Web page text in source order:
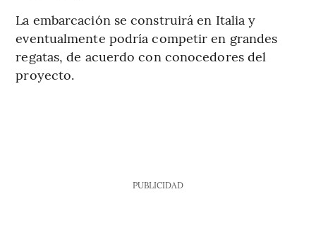
La embarcación se construirá en Italia y
eventualmente podría competir en grandes
regatas, de acuerdo con conocedores del
proyecto.
PUBLICIDAD